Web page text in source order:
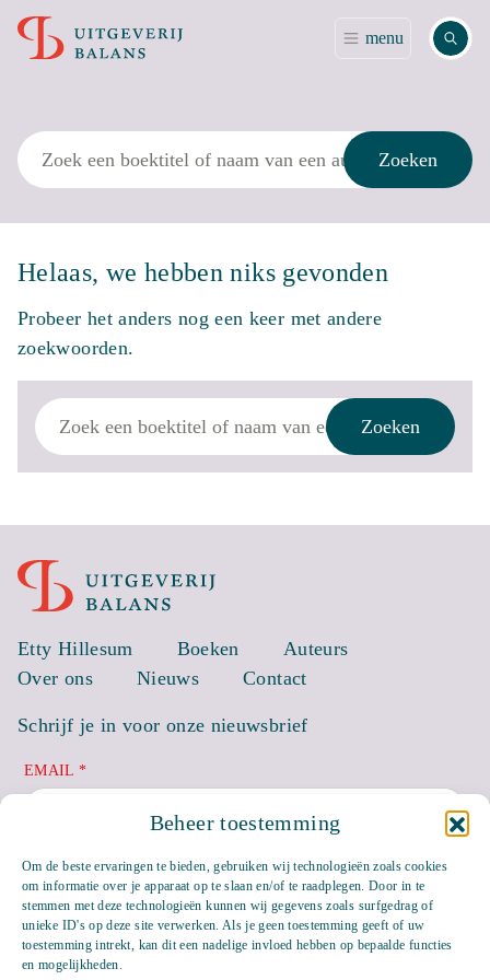
Beheer toestemming
Om de beste ervaringen te bieden, gebruiken wij technologieën zoals cookies
om informatie over je apparaat op te slaan en/of te raadplegen. Door in te
stemmen met deze technologieën kunnen wij gegevens zoals surfgedrag of
unieke ID's op deze site verwerken. Als je geen toestemming geeft of uw
toestemming intrekt, kan dit een nadelige invloed hebben op bepaalde functies
en mogelijkheden.
menu Zoek
Zoek
Zoeken
Helaas, we hebben niks gevonden
Probeer het anders nog een keer met andere
zoekwoorden.
Zoek
Zoeken
Etty Hillesum Boeken
Auteurs
Over ons
Nieuws Contact
Schrijf je in voor onze nieuwsbrief
EMAIL *